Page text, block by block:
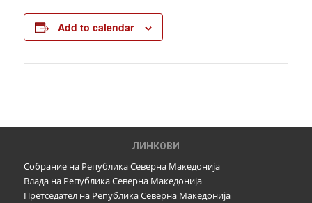
Add to calendar
ЛИНКОВИ
Собрание на Република Северна Македонија
Влада на Република Северна Македонија
Претседател на Република Северна Македонија